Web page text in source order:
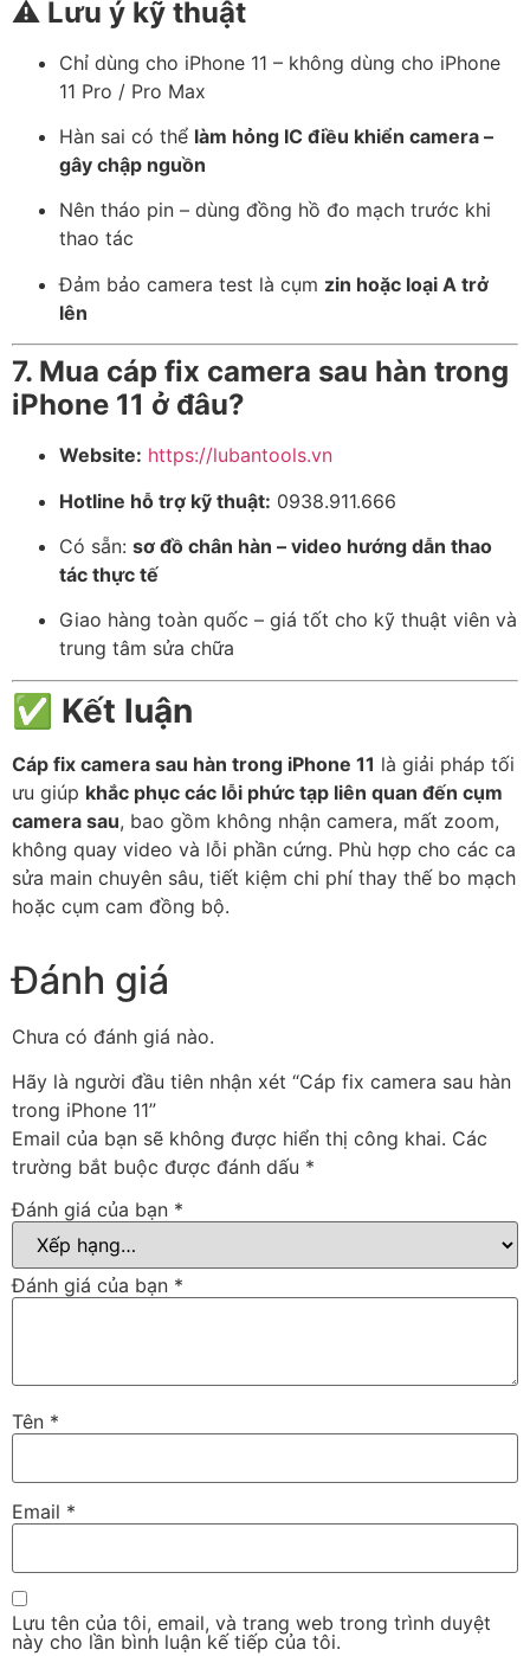
⚠️ Lưu ý kỹ thuật
Chỉ dùng cho iPhone 11 – không dùng cho iPhone
11 Pro / Pro Max
Hàn sai có thể làm hỏng IC điều khiển camera –
gây chập nguồn
Nên tháo pin – dùng đồng hồ đo mạch trước khi
thao tác
Đảm bảo camera test là cụm zin hoặc loại A trở
lên
7. Mua cáp fix camera sau hàn trong
iPhone 11 ở đâu?
Website: https://lubantools.vn
Hotline hỗ trợ kỹ thuật: 0938.911.666
Có sẵn: sơ đồ chân hàn – video hướng dẫn thao
tác thực tế
Giao hàng toàn quốc – giá tốt cho kỹ thuật viên và
trung tâm sửa chữa
✅ Kết luận
Cáp fix camera sau hàn trong iPhone 11 là giải pháp tối
ưu giúp khắc phục các lỗi phức tạp liên quan đến cụm
camera sau, bao gồm không nhận camera, mất zoom,
không quay video và lỗi phần cứng. Phù hợp cho các ca
sửa main chuyên sâu, tiết kiệm chi phí thay thế bo mạch
hoặc cụm cam đồng bộ.
Đánh giá
Chưa có đánh giá nào.
Hãy là người đầu tiên nhận xét “Cáp fix camera sau hàn
trong iPhone 11”
Email của bạn sẽ không được hiển thị công khai. Các
trường bắt buộc được đánh dấu *
Đánh giá của bạn *
Đánh giá của bạn *
Tên *
Email *
Lưu tên của tôi, email, và trang web trong trình duyệt
này cho lần bình luận kế tiếp của tôi.